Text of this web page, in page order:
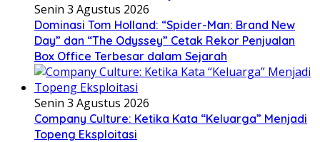
Senin 3 Agustus 2026
Dominasi Tom Holland: “Spider-Man: Brand New
Day” dan “The Odyssey” Cetak Rekor Penjualan
Box Office Terbesar dalam Sejarah
Senin 3 Agustus 2026
Company Culture: Ketika Kata “Keluarga” Menjadi
Topeng Eksploitasi